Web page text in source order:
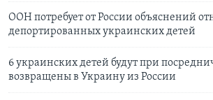
ООН потребует от России объяснений
депортированных украинских детей
6 украинских детей будут при
возвращены в Украину из России